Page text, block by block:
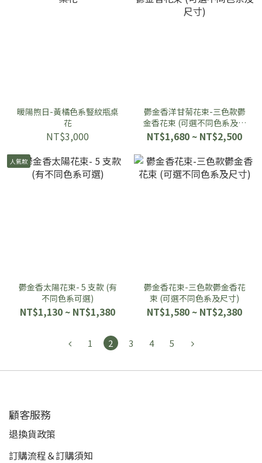
暖陽煦日-黃橘色系豎紋瓶桌
花
NT$3,000
鬱金香洋甘菊花束-三色款鬱
金香花束 (可選不同色系及尺
寸)
NT$1,680 ~ NT$2,500
人氣款
鬱金香太陽花束- 5 支款 (有
不同色系可選)
NT$1,130 ~ NT$1,380
鬱金香花束-三色款鬱金香花
束 (可選不同色系及尺寸)
NT$1,580 ~ NT$2,380
1 2 3 4 5
顧客服務
退換貨政策
訂購流程＆訂購須知